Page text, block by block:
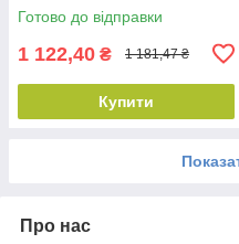
Готово до відправки
1 122,40 ₴ 1 181,47 ₴
Купити
Про нас